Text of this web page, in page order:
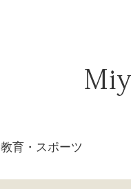
教育・ スポーツ